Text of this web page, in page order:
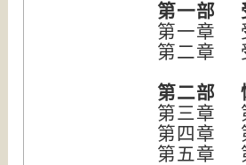
第一部
第一章
第二章
第二部
第三章
第四章
第五章